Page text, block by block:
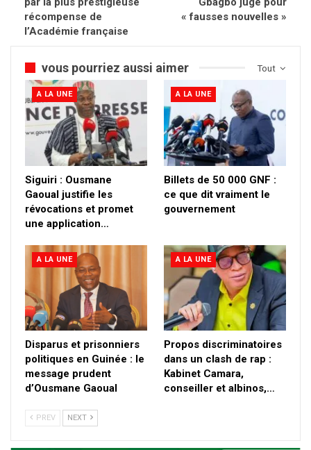
récompense de
l’Académie française
« fausses nouvelles »
Tout
vous pourriez aussi aimer
A LA UNE
Siguiri : Ousmane
Gaoual justifie les
révocations et promet
une application…
A LA UNE
Billets de 50 000 GNF :
ce que dit vraiment le
gouvernement
A LA UNE
Disparus et prisonniers
politiques en Guinée : le
message prudent
d’Ousmane Gaoual
A LA UNE
Propos discriminatoires
dans un clash de rap :
Kabinet Camara,
conseiller et albinos,…
PREV NEXT